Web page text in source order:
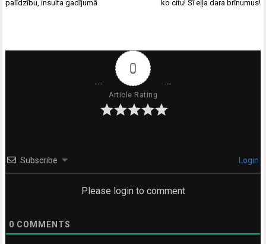
palīdzību, insulta gadījumā ko citu! Šī eļļa dara brīnumus!
0
Article Rating
Subscribe Login
Please login to comment
0 COMMENTS